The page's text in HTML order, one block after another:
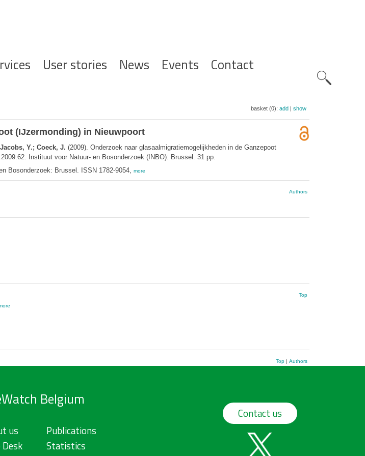
User stories News Events Contact
basket (0): add| show
(IJzermonding) in Nieuwpoort
Y.; Coeck, J. (2009). Onderzoek naar glasaalmigratiemogelijkheden in de Ganzepoot
Instituut voor Natuur- en Bosonderzoek (INBO): Brussel. 31 pp.
Bosonderzoek: Brussel. ISSN 1782-9054, more
Authors
Top
Top| Authors
Belgium
us
Publications
Statistics
Contact us